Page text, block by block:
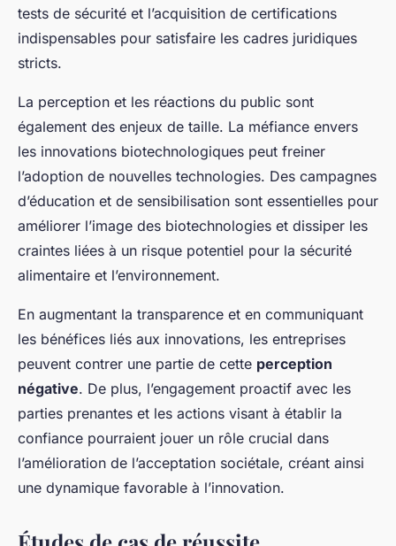
tests de sécurité et l’acquisition de certifications
indispensables pour satisfaire les cadres juridiques
stricts.
La perception et les réactions du public sont
également des enjeux de taille. La méfiance envers
les innovations biotechnologiques peut freiner
l’adoption de nouvelles technologies. Des campagnes
d’éducation et de sensibilisation sont essentielles pour
améliorer l’image des biotechnologies et dissiper les
craintes liées à un risque potentiel pour la sécurité
alimentaire et l’environnement.
En augmentant la transparence et en communiquant
les bénéfices liés aux innovations, les entreprises
peuvent contrer une partie de cette perception
négative. De plus, l’engagement proactif avec les
parties prenantes et les actions visant à établir la
confiance pourraient jouer un rôle crucial dans
l’amélioration de l’acceptation sociétale, créant ainsi
une dynamique favorable à l’innovation.